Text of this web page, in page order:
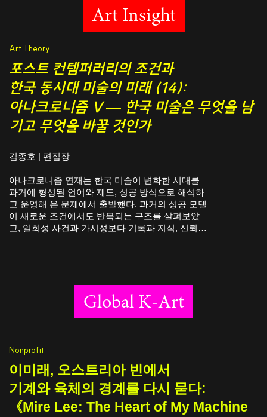
Art Insight
Art Theory
포스트 컨템퍼러리의 조건과
한국 동시대 미술의 미래 (14):
아나크로니즘 V — 한국 미술은 무엇을 남
기고 무엇을 바꿀 것인가
김종호 | 편집장
아나크로니즘 연재는 한국 미술이 변화한 시대를
과거에 형성된 언어와 제도, 성공 방식으로 해석하
고 운영해 온 문제에서 출발했다. 과거의 성공 모델
이 새로운 조건에서도 반복되는 구조를 살펴보았
고, 일회성 사건과 가시성보다 기록과 지식, 신뢰가
Global K-Art
Nonprofit
이미래, 오스트리아 빈에서
기계와 육체의 경계를 다시 묻다:
《Mire Lee: The Heart of My Machine